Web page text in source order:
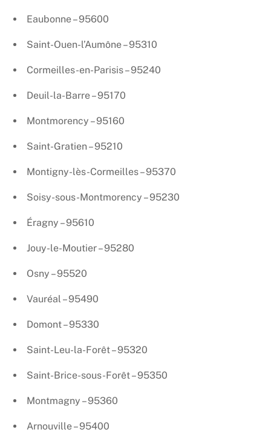
Eaubonne – 95600
Saint-Ouen-l’Aumône – 95310
Cormeilles-en-Parisis – 95240
Deuil-la-Barre – 95170
Montmorency – 95160
Saint-Gratien – 95210
Montigny-lès-Cormeilles – 95370
Soisy-sous-Montmorency – 95230
Éragny – 95610
Jouy-le-Moutier – 95280
Osny – 95520
Vauréal – 95490
Domont – 95330
Saint-Leu-la-Forêt – 95320
Saint-Brice-sous-Forêt – 95350
Montmagny – 95360
Arnouville – 95400